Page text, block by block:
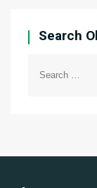
Search